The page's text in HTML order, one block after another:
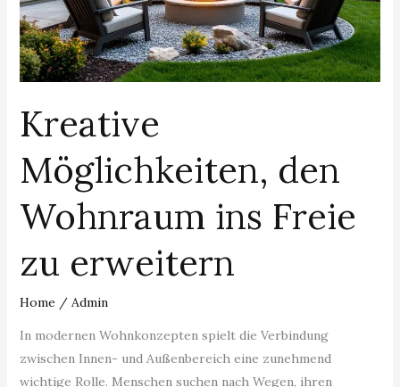
Kreative
Möglichkeiten, den
Wohnraum ins Freie
zu erweitern
Home/ Admin
In modernen Wohnkonzepten spielt die Verbindung
zwischen Innen- und Außenbereich eine zunehmend
wichtige Rolle. Menschen suchen nach Wegen, ihren
zu
erweitern